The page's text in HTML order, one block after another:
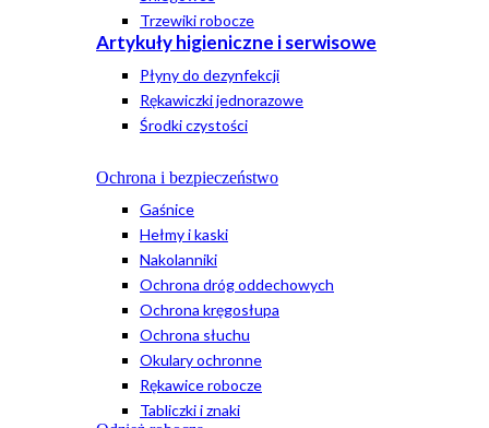
Trzewiki robocze
Artykuły higieniczne i serwisowe
Płyny do dezynfekcji
Rękawiczki jednorazowe
Środki czystości
Ochrona i bezpieczeństwo
Gaśnice
Hełmy i kaski
Nakolanniki
Ochrona dróg oddechowych
Ochrona kręgosłupa
Ochrona słuchu
Okulary ochronne
Rękawice robocze
Tabliczki i znaki